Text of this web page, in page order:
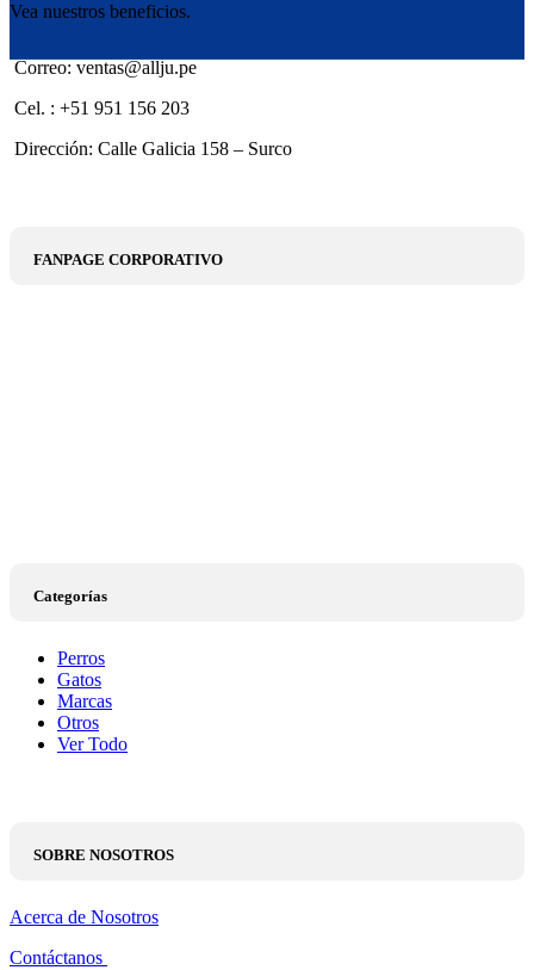
Vea nuestros beneficios.
Correo: ventas@allju.pe
Cel. : +51 951 156 203
Dirección: Calle Galicia 158 – Surco
FANPAGE CORPORATIVO
Categorías
Perros
Gatos
Marcas
Otros
Ver Todo
SOBRE NOSOTROS
Acerca de Nosotros
Contáctanos